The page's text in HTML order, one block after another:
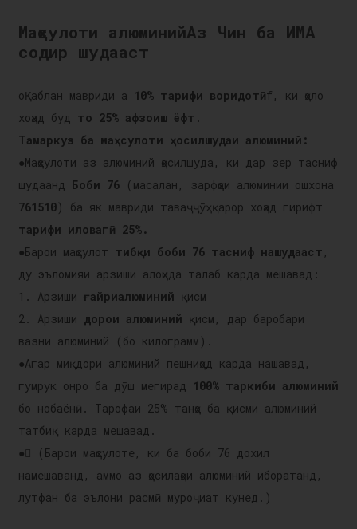
Маҳсулоти алюминийАз Чин ба ИМА
содир шудааст
oҚаблан мавриди a 10% тарифи воридотӣf, ки ҳоло
хоҳад буд то 25% афзоиш ёфт .
Тамаркуз ба маҳсулоти ҳосилшудаи алюминий:
●Маҳсулоти аз алюминий ҳосилшуда, ки дар зер тасниф
шудаанд Боби 76(масалан, зарфҳои алюминии ошхона
761510) ба як мавриди таваҷҷӯҳ қарор хоҳад гирифт
тарифи иловагӣ 25%.
●Барои маҳсулот тибқи боби 76 тасниф нашудааст ,
ду эъломияи арзиши алоҳида талаб карда мешавад:
1. Арзиши ғайриалюминий қисм
2. Арзиши дорои алюминий қисм, дар баробари
вазни алюминий (бо килограмм).
●Агар миқдори алюминий пешниҳод карда нашавад,
гумрук онро ба дӯш мегирад 100% таркиби алюминий
бо нобаёнӣ. Тарофаи 25% танҳо ба қисми алюминий
татбиқ карда мешавад.
● (Барои маҳсулоте, ки ба боби 76 дохил
намешаванд, аммо аз ҳосилаҳои алюминий иборатанд,
лутфан ба эълони расмӣ муроҷиат кунед.)